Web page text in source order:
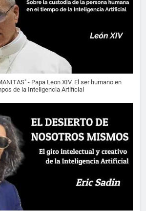
- Papa Leon XIV. El ser humano en
de la Inteligencia Artificial